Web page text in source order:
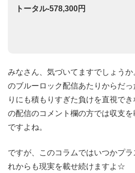
トータル-578,300円
みなさん、気づいてますでしょう
のブルーロック配信あたりからだっ
りにも積もりすぎた負けを直視で
の配信のコメント欄の方では収支
ですよね。
ですが、このコラムではいつかプ
れからも現実を載せ続けますよ☆